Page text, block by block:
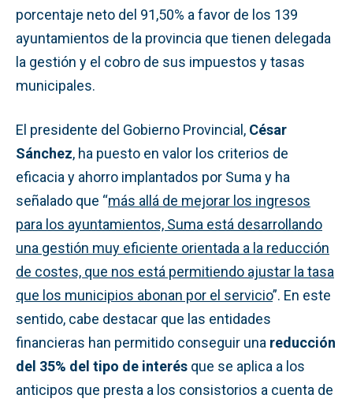
porcentaje neto del 91,50% a favor de los 139
ayuntamientos de la provincia que tienen delegada
la gestión y el cobro de sus impuestos y tasas
municipales.
El presidente del Gobierno Provincial, César
Sánchez, ha puesto en valor los criterios de
eficacia y ahorro implantados por Suma y ha
señalado que “más allá de mejorar los ingresos
para los ayuntamientos, Suma está desarrollando
una gestión muy eficiente orientada a la reducción
de costes, que nos está permitiendo ajustar la tasa
que los municipios abonan por el servicio”. En este
sentido, cabe destacar que las entidades
financieras han permitido conseguir una reducción
del 35% del tipo de interés que se aplica a los
anticipos que presta a los consistorios a cuenta de